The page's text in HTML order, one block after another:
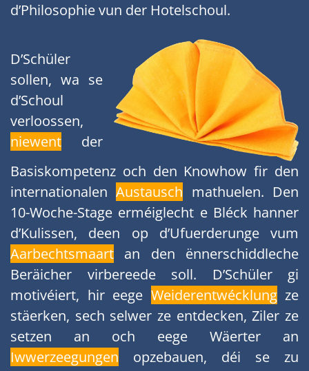
d’Philosophie vun der Hotelschoul.
D’Schüler
sollen, wa se
d’Schoul
verloossen,
niewent der
Basiskompetenz och den Knowhow fir den
internationalenAustausch mathuelen. Den
10-Woche-Stage erméiglecht e Bléck hanner
d’Kulissen, deen op d’Ufuerderunge vum
Aarbechtsmaart an den ënnerschiddleche
Beräicher virbereede soll. D’Schüler gi
motivéiert, hir eege Weiderentwécklungze
stäerken, sech selwer ze entdecken, Ziler ze
setzen an och eege Wäerter an
Iwwerzeegungen opzebauen, déi se zu